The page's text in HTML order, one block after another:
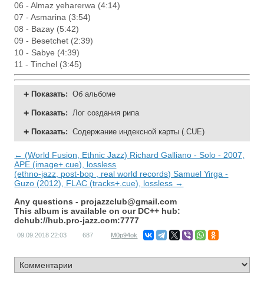
06 - Almaz yeharerwa (4:14)
07 - Asmarina (3:54)
08 - Bazay (5:42)
09 - Besetchet (2:39)
10 - Sabye (4:39)
11 - Tinchel (3:45)
Показать: Об альбоме
Показать: Лог создания рипа
Показать: Содержание индексной карты (.CUE)
← (World Fusion, Ethnic Jazz) Richard Galliano - Solo - 2007,
APE (image+.cue), lossless
(ethno-jazz, post-bop , real world records) Samuel Yirga -
Guzo (2012), FLAC (tracks+.cue), lossless →
Any questions - projazzclub@gmail.com
This album is available on our DC++ hub:
dchub://hub.pro-jazz.com:7777
09.09.2018 22:03 687 M0p94ok